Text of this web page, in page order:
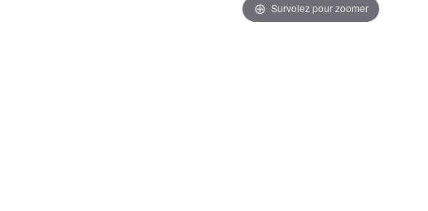
Survolez pour zoomer